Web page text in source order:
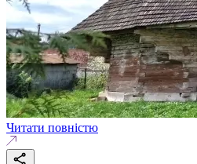
Читати повністю